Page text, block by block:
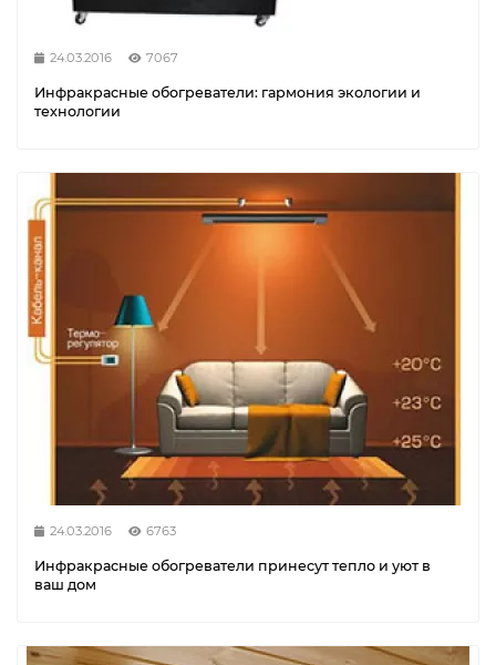
24.03.2016 7067
Инфракрасные обогреватели: гармония экологии и
технологии
24.03.2016 6763
Инфракрасные обогреватели принесут тепло и уют в
ваш дом